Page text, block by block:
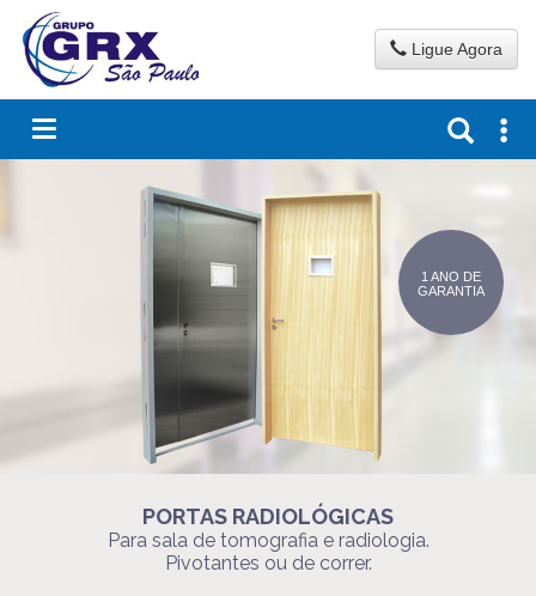
Ligue Agora
PORTAS RADIOLÓGICAS
Para sala de tomografia e radiologia.
Pivotantes ou de correr.